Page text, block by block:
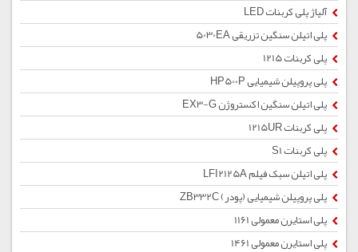
آلیاژ پلی کربنات LED
پلی اتیلن سنگین تزریقی 5030EA
پلی کربنات 1215
پلی پروپیلن شیمیایی HP500P
پلی اتیلن سنگین اکستروژن EX3-G
پلی کربنات 1215UR
پلی کربنات S1
پلی اتیلن سبک فیلم LFI2125A
پلی پروپیلن شیمیایی (پودر) ZB332C
پلی استایرن معمولی 1161
پلی استایرن معمولی 1461